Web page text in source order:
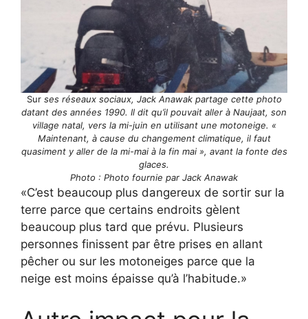
Sur ses réseaux sociaux, Jack Anawak partage cette photo
datant des années 1990. Il dit qu’il pouvait aller à Naujaat, son
village natal, vers la mi-juin en utilisant une motoneige. «
Maintenant, à cause du changement climatique, il faut
quasiment y aller de la mi-mai à la fin mai », avant la fonte des
glaces.
Photo : Photo fournie par Jack Anawak
C’est beaucoup plus dangereux de sortir sur la
terre parce que certains endroits gèlent
beaucoup plus tard que prévu. Plusieurs
personnes finissent par être prises en allant
pêcher ou sur les motoneiges parce que la
neige est moins épaisse qu’à l’habitude.